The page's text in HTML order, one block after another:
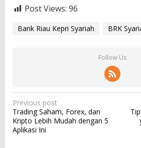
Post Views: 96
Bank Riau Kepri Syariah BRK
Follow Us
P
o
s
Previous post
Trading Saham, Forex, dan
Kripto Lebih Mudah dengan 5
Aplikasi Ini